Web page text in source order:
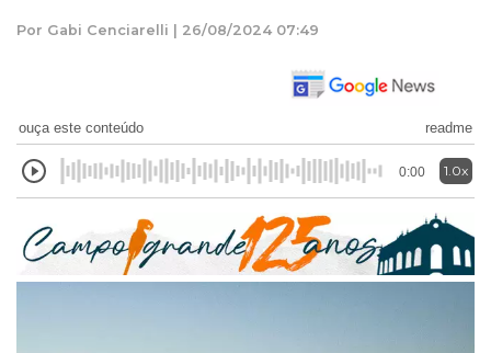
Por Gabi Cenciarelli | 26/08/2024 07:49
ouça este conteúdo readme
0:00 1.0x